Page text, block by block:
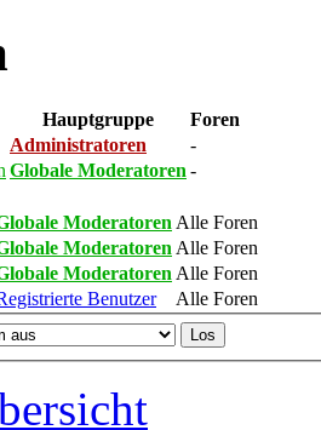
Hauptgruppe
Foren
Administratoren
-
Globale Moderatoren -
Moderatoren Alle Foren
Moderatoren Alle Foren
Moderatoren Alle Foren
Benutzer
Alle Foren